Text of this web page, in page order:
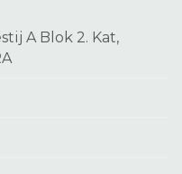
A Blok 2. Kat,